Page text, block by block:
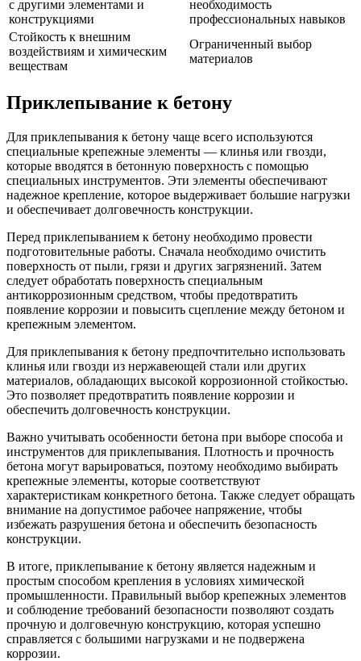
с другими элементами и
конструкциями
необходимость
профессиональных навыков
Стойкость к внешним
воздействиям и химическим
веществам
Ограниченный выбор
материалов
Приклепывание к бетону
Для приклепывания к бетону чаще всего используются
специальные крепежные элементы — клинья или гвозди,
которые вводятся в бетонную поверхность с помощью
специальных инструментов. Эти элементы обеспечивают
надежное крепление, которое выдерживает большие нагрузки
и обеспечивает долговечность конструкции.
Перед приклепыванием к бетону необходимо провести
подготовительные работы. Сначала необходимо очистить
поверхность от пыли, грязи и других загрязнений. Затем
следует обработать поверхность специальным
антикоррозионным средством, чтобы предотвратить
появление коррозии и повысить сцепление между бетоном и
крепежным элементом.
Для приклепывания к бетону предпочтительно использовать
клинья или гвозди из нержавеющей стали или других
материалов, обладающих высокой коррозионной стойкостью.
Это позволяет предотвратить появление коррозии и
обеспечить долговечность конструкции.
Важно учитывать особенности бетона при выборе способа и
инструментов для приклепывания. Плотность и прочность
бетона могут варьироваться, поэтому необходимо выбирать
крепежные элементы, которые соответствуют
характеристикам конкретного бетона. Также следует обращать
внимание на допустимое рабочее напряжение, чтобы
избежать разрушения бетона и обеспечить безопасность
конструкции.
В итоге, приклепывание к бетону является надежным и
простым способом крепления в условиях химической
промышленности. Правильный выбор крепежных элементов
и соблюдение требований безопасности позволяют создать
прочную и долговечную конструкцию, которая успешно
справляется с большими нагрузками и не подвержена
коррозии.